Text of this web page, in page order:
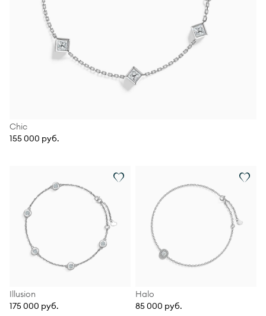
Chic
155 000 руб.
Illusion
175 000 руб.
Halo
85 000 руб.